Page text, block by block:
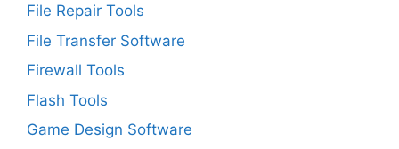
File Repair Tools
File Transfer Software
Firewall Tools
Flash Tools
Game Design Software